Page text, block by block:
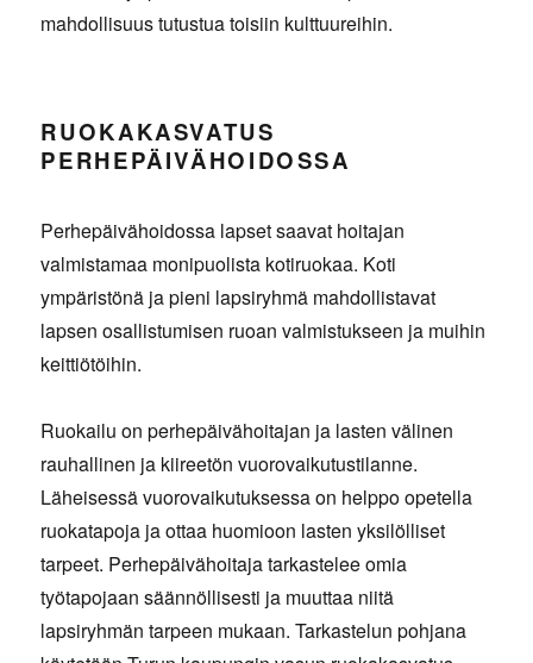
mahdollisuus tutustua toisiin kulttuureihin.
RUOKAKASVATUS
PERHEPÄIVÄHOIDOSSA
Perhepäivähoidossa lapset saavat hoitajan
valmistamaa monipuolista kotiruokaa. Koti
ympäristönä ja pieni lapsiryhmä mahdollistavat
lapsen osallistumisen ruoan valmistukseen ja muihin
keittiötöihin.
Ruokailu on perhepäivähoitajan ja lasten välinen
rauhallinen ja kiireetön vuorovaikutustilanne.
Läheisessä vuorovaikutuksessa on helppo opetella
ruokatapoja ja ottaa huomioon lasten yksilölliset
tarpeet. Perhepäivähoitaja tarkastelee omia
työtapojaan säännöllisesti ja muuttaa niitä
lapsiryhmän tarpeen mukaan. Tarkastelun pohjana